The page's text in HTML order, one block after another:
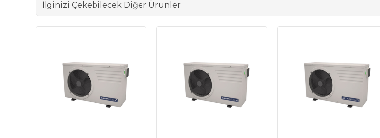
İlginizi Çekebilecek Diğer Ürünler